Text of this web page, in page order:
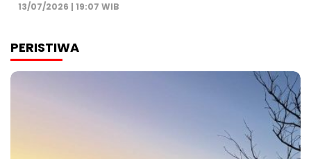
13/07/2026 | 19:07 WIB
PERISTIWA